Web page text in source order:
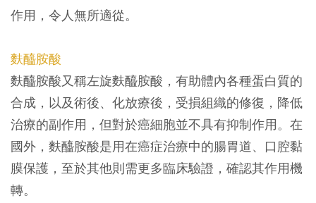
作用，令人無所適從。
麩醯胺酸
麩醯胺酸又稱左旋麩醯胺酸，有助體內各種蛋白質的
合成，以及術後、化放療後，受損組織的修復，降低
治療的副作用，但對於癌細胞並不具有抑制作用。在
國外，麩醯胺酸是用在癌症治療中的腸胃道、口腔黏
膜保護，至於其他則需更多臨床驗證，確認其作用機
轉。